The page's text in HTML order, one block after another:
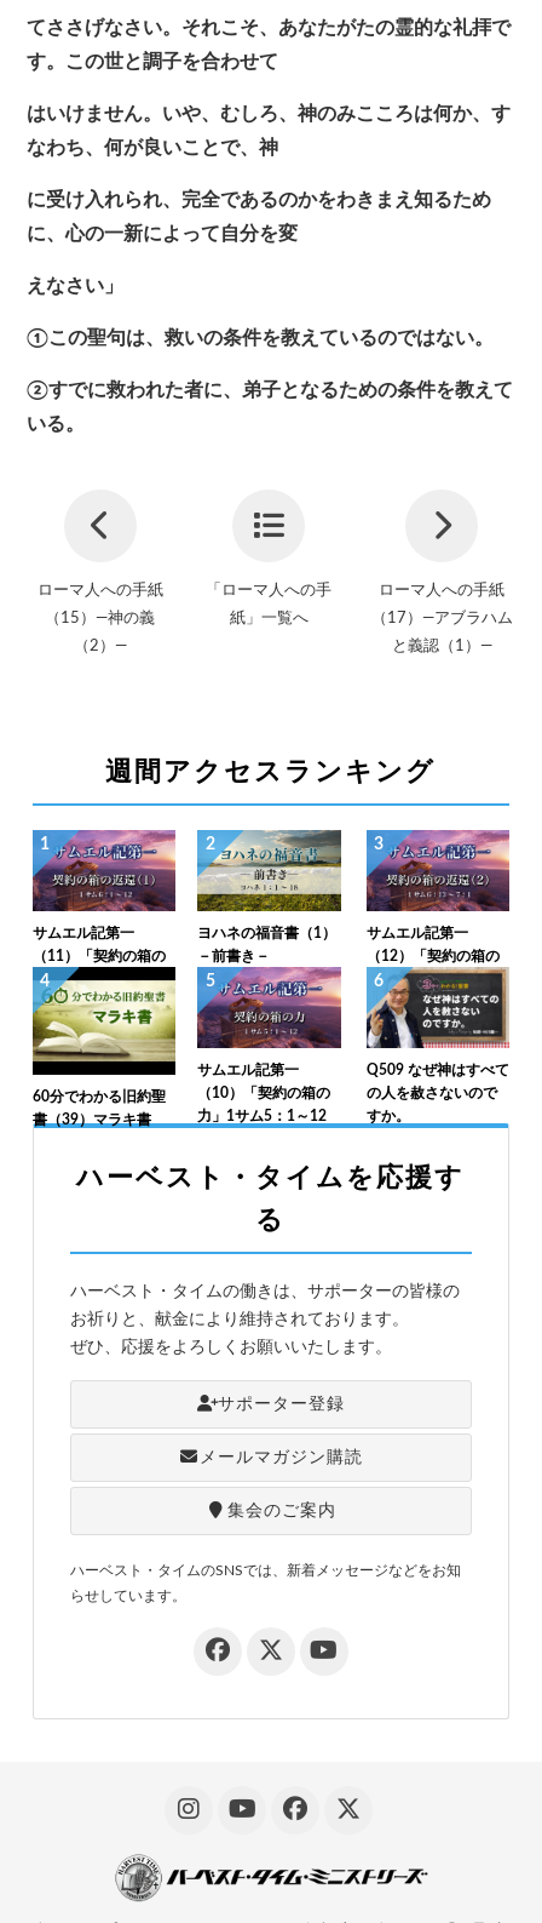
てささげなさい。それこそ、あなたがたの霊的な礼拝で
す。この世と調子を合わせて
はいけません。いや、むしろ、神のみこころは何か、す
なわち、何が良いことで、神
に受け入れられ、完全であるのかをわきまえ知るため
に、心の一新によって自分を変
えなさい」
①この聖句は、救いの条件を教えているのではない。
②すでに救われた者に、弟子となるための条件を教えて
いる。
ローマ人への手紙
（15）—神の義
（2）—
「ローマ人への手
紙」一覧へ
ローマ人への手紙
（17）—アブラハム
と義認（1）—
週間アクセスランキング
1
サムエル記第一
（11）「契約の箱の
返還（1）」1サム6：
1～12
2
ヨハネの福音書（1）
－前書き－
3
サムエル記第一
（12）「契約の箱の
返還（2）」1サム6：
13～7：1
4
60分でわかる旧約聖
書（39）マラキ書
5
サムエル記第一
（10）「契約の箱の
力」1サム5：1～12
6
Q509 なぜ神はすべて
の人を赦さないので
すか。
ハーベスト・タイムを応援す
る
ハーベスト・タイムの働きは、サポーターの皆様の
お祈りと、献金により維持されております。
ぜひ、応援をよろしくお願いいたします。
サポーター登録
メールマガジン購読
集会のご案内
ハーベスト・タイムのSNSでは、新着メッセージなどをお知
らせしています。